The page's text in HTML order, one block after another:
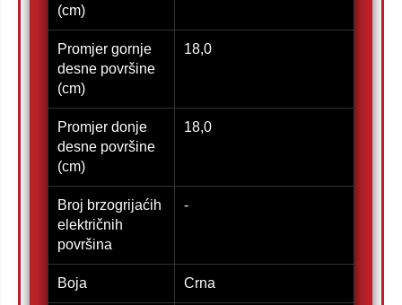
(cm)
Promjer gornje
desne površine
(cm)
18,0
Promjer donje
desne površine
(cm)
18,0
Broj brzogrijaćih
električnih
površina
-
Boja Crna